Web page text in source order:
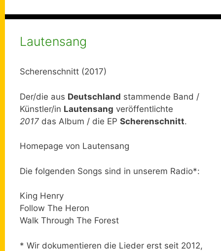
Lautensang
Scherenschnitt (2017)
Der/die aus Deutschland stammende Band /
Künstler/in Lautensang veröffentlichte
2017 das Album / die EP Scherenschnitt.
Homepage von Lautensang
Die folgenden Songs sind in unserem Radio*:
King Henry
Follow The Heron
Walk Through The Forest
* Wir dokumentieren die Lieder erst seit 2012,